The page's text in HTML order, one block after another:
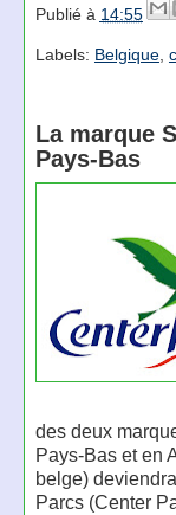
Publié à 14:55
Labels: Belgique,
La marque
Pays-Bas
des deux
Pays-Bas et en
belge)
Parcs (Center